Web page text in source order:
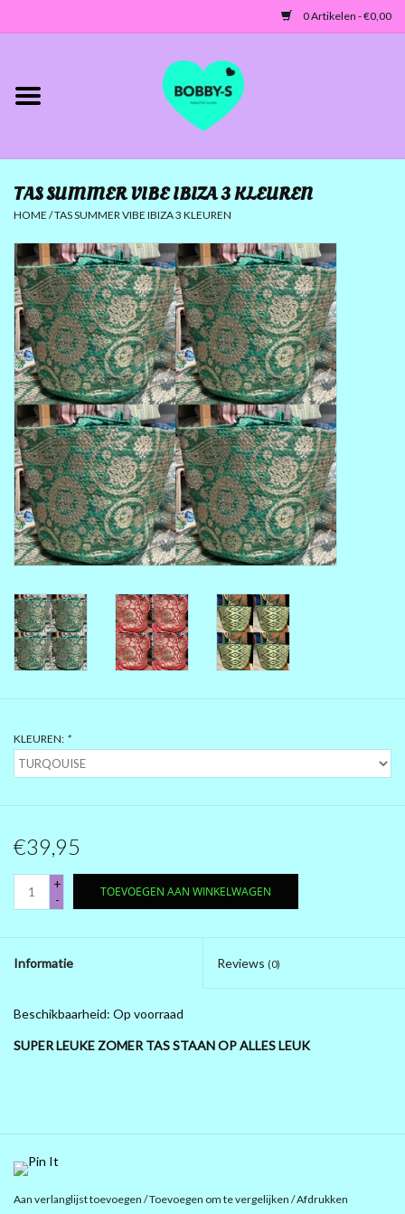
0 Artikelen - €0,00
Home
Tunieken/Tops
Truien-Vesten
Jurken-Broeken-Leggings
ACCESSOIRES
MATEN 42 TOT 46/48
MAAT 48-50
MAAT 50-52
MAAT 52-54
MAAT 56-58
SUMMERSALE / OUTLET
FEESTCOLLECTIE
GLAMOUR GLITTER BLING
PRÉ .....BLACK FRIDAY 2025
MAGNA KLEDING
10 EURO SHOP 10 EURO
TAS SUMMER VIBE IBIZA 3 KLEUREN
HOME /TAS SUMMER VIBE IBIZA 3 KLEUREN
KLEUREN: *
€39,95
+
-
TOEVOEGEN AAN WINKELWAGEN
Informatie Reviews (0)
Beschikbaarheid: Op voorraad
SUPER LEUKE ZOMER TAS STAAN OP ALLES LEUK
Aan verlanglijst toevoegen /Toevoegen om te vergelijken /Afdrukken